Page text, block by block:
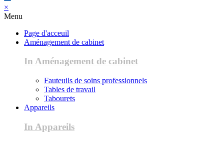
×
Menu
Page d'acceuil
Aménagement de cabinet
In Aménagement de cabinet
Fauteuils de soins professionnels
Tables de travail
Tabourets
Appareils
In Appareils